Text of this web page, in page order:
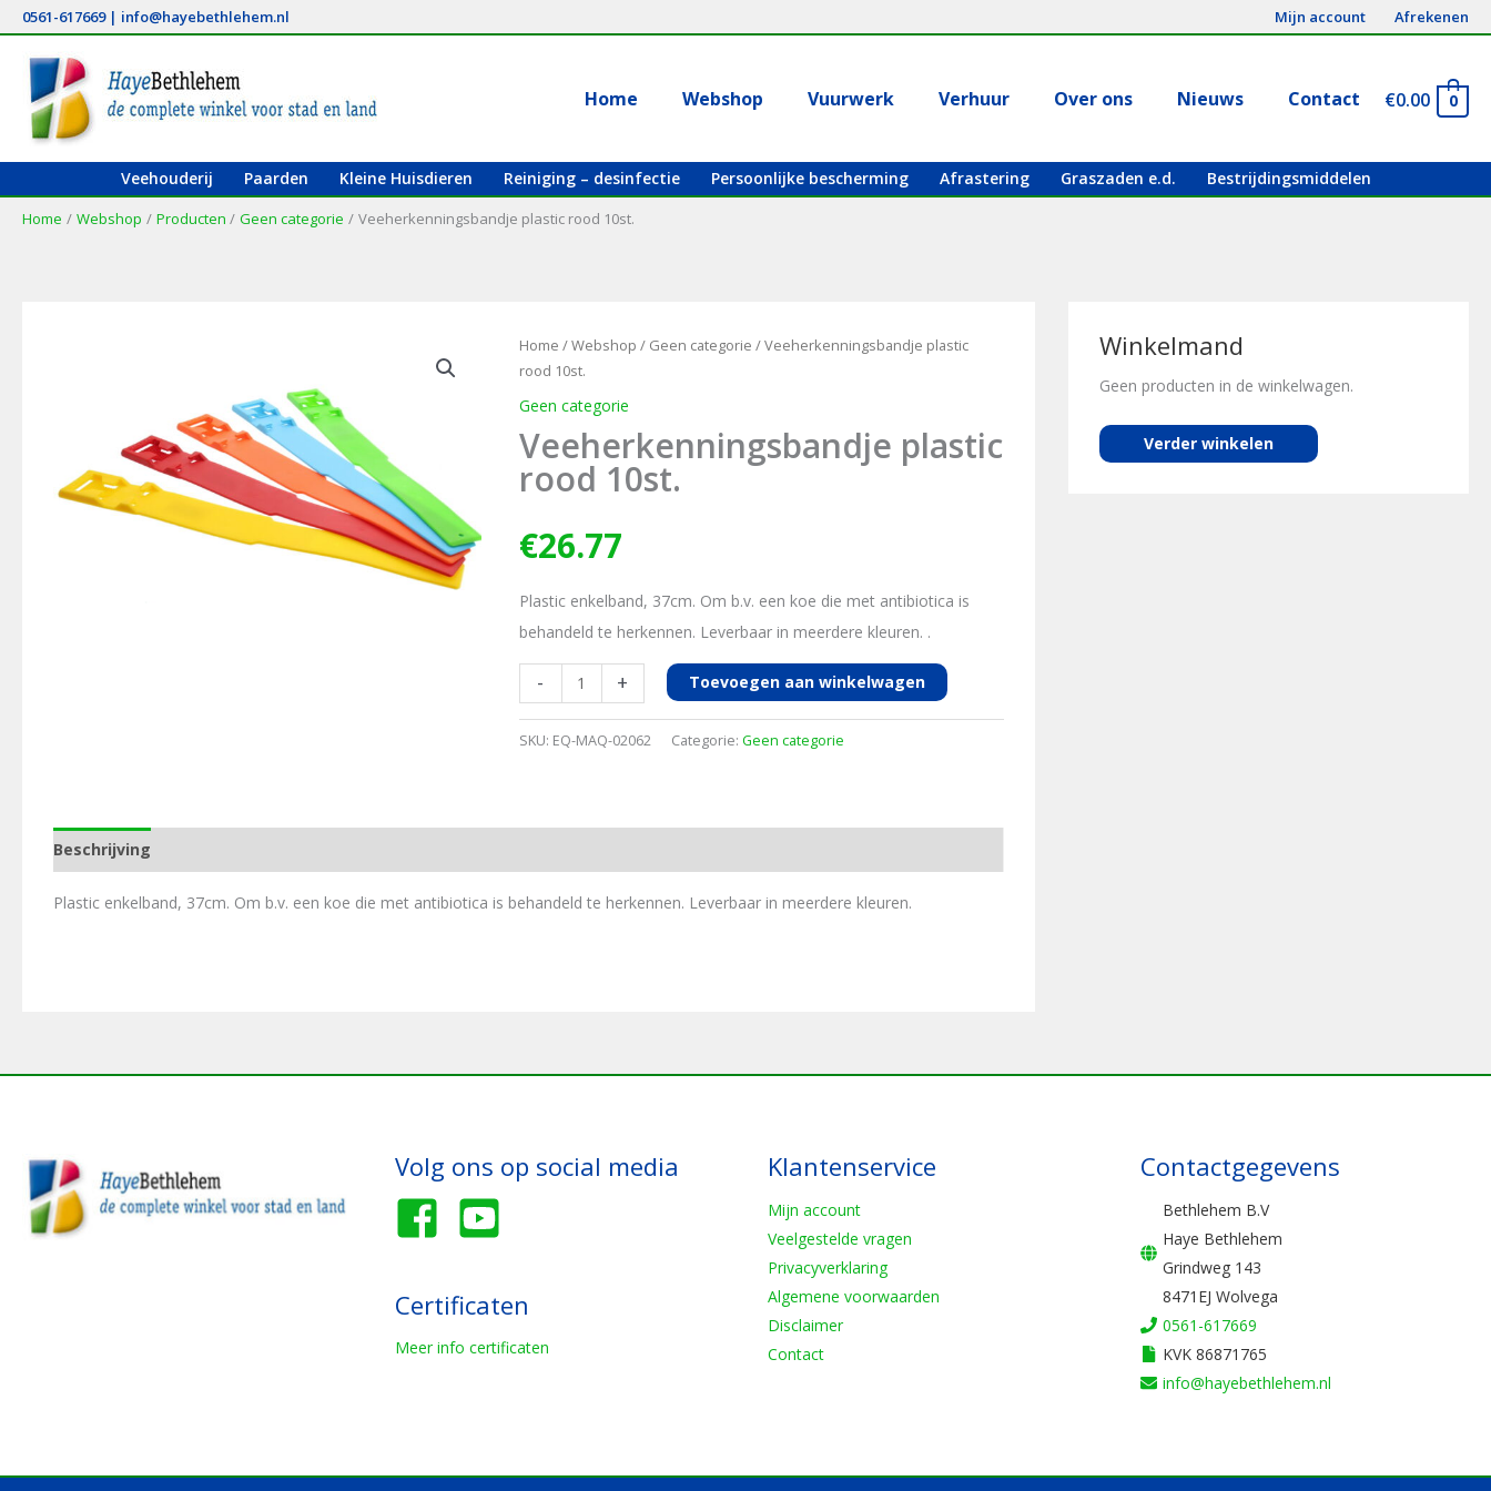
naar
inhoud
0561-617669| info@hayebethlehem.nl Mijn account Afrekenen
Home Webshop Vuurwerk Verhuur Over ons Nieuws Contact €0.00 0
Veehouderij Paarden Kleine Huisdieren Reiniging – desinfectie Persoonlijke bescherming Afrastering Graszaden e.d. Bestrijdingsmiddelen
Home Webshop Producten Geen categorie Veeherkenningsbandje plastic rood 10st.
Home /Webshop / Geen categorie / Veeherkenningsbandje plastic
rood 10st.
Geen categorie
Veeherkenningsbandje plastic
rood 10st.
€26.77
Plastic enkelband, 37cm. Om b.v. een koe die met antibiotica is
behandeld te herkennen. Leverbaar in meerdere kleuren. .
-
Veeherkenningsbandje
plastic
rood
+ Toevoegen aan winkelwagen
SKU: EQ-MAQ-02062 Categorie: Geen categorie
Beschrijving
Plastic enkelband, 37cm. Om b.v. een koe die met antibiotica is behandeld te herkennen. Leverbaar in meerdere kleuren.
Winkelmand
Geen producten in de winkelwagen.
Verder winkelen
Volg ons op social media
Certificaten
Meer info certificaten
Klantenservice
Mijn account
Veelgestelde vragen
Privacyverklaring
Algemene voorwaarden
Disclaimer
Contact
Contactgegevens
Bethlehem B.V
Haye Bethlehem
Grindweg 143
8471EJ Wolvega
0561-617669
KVK 86871765
info@hayebethlehem.nl